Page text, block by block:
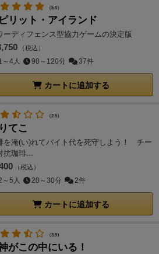
（5.0）
リット・アイランド
ーディフェンス型協力ゲームの決定版
（税込）
～4人 90～120分 37件
カートに追加する
（2.5）
てこ
を淹(い)れてバイト代を死守しよう！ チー
抗珈琲...
（税込）
～5人 20～30分 2件
カートに追加する
（3.9）
がこの中にいる！